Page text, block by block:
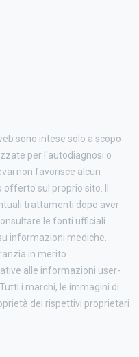
sono intese solo a scopo
per l'autodiagnosi o
non favorisce alcun
sul proprio sito. Il
trattamenti dopo aver
le fonti ufficiali
informazioni mediche.
in merito
alle informazioni user-
i marchi, le immagini di
dei rispettivi proprietari